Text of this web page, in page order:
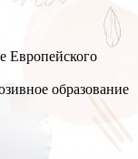
Европейского
образование